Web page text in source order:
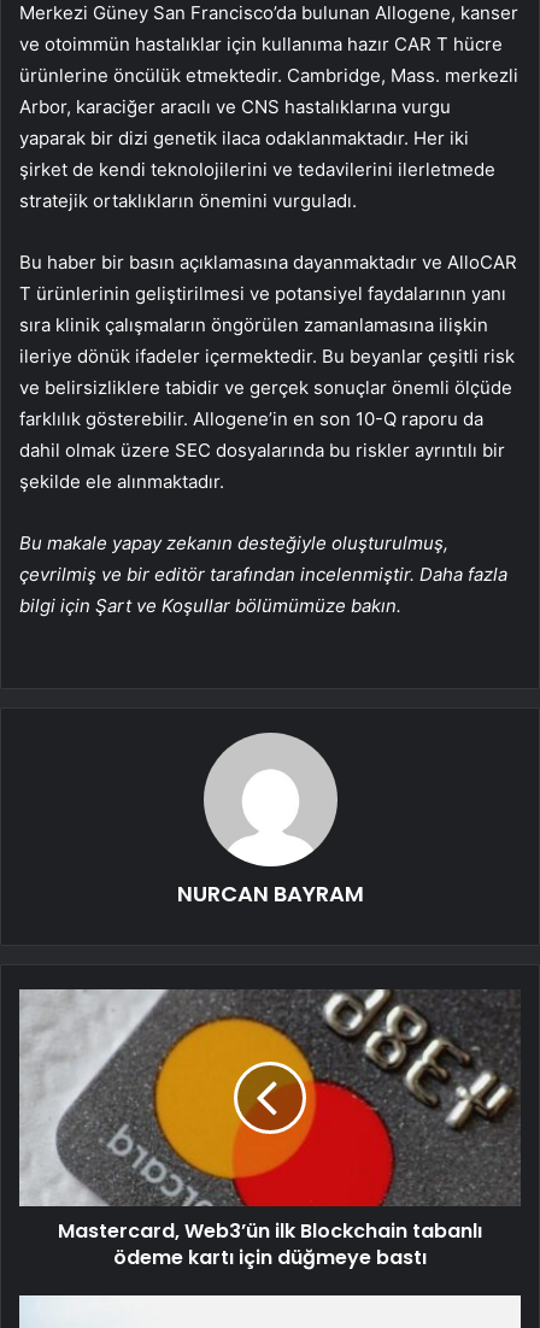
Merkezi Güney San Francisco’da bulunan Allogene, kanser
ve otoimmün hastalıklar için kullanıma hazır CAR T hücre
ürünlerine öncülük etmektedir. Cambridge, Mass. merkezli
Arbor, karaciğer aracılı ve CNS hastalıklarına vurgu
yaparak bir dizi genetik ilaca odaklanmaktadır. Her iki
şirket de kendi teknolojilerini ve tedavilerini ilerletmede
stratejik ortaklıkların önemini vurguladı.
Bu haber bir basın açıklamasına dayanmaktadır ve AlloCAR
T ürünlerinin geliştirilmesi ve potansiyel faydalarının yanı
sıra klinik çalışmaların öngörülen zamanlamasına ilişkin
ileriye dönük ifadeler içermektedir. Bu beyanlar çeşitli risk
ve belirsizliklere tabidir ve gerçek sonuçlar önemli ölçüde
farklılık gösterebilir. Allogene’in en son 10-Q raporu da
dahil olmak üzere SEC dosyalarında bu riskler ayrıntılı bir
şekilde ele alınmaktadır.
Bu makale yapay zekanın desteğiyle oluşturulmuş,
çevrilmiş ve bir editör tarafından incelenmiştir. Daha fazla
bilgi için Şart ve Koşullar bölümümüze bakın.
NURCAN BAYRAM
Mastercard, Web3’ün ilk Blockchain tabanlı
ödeme kartı için düğmeye bastı